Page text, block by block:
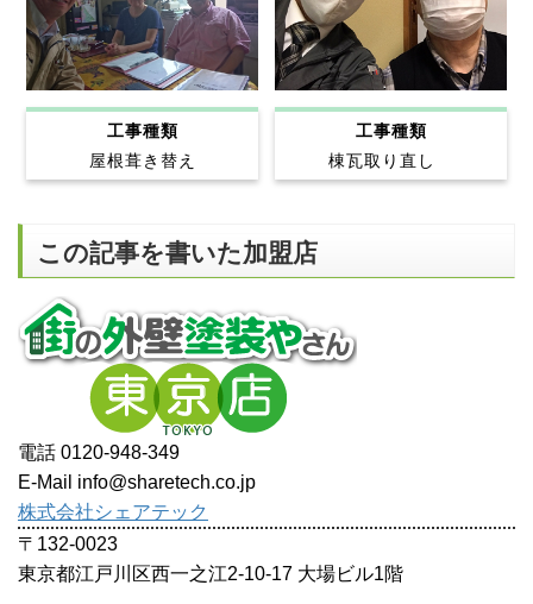
工事種類
屋根葺き替え
工事種類
棟瓦取り直し
この記事を書いた加盟店
電話 0120-948-349
E-Mail info@sharetech.co.jp
株式会社シェアテック
〒132-0023
東京都江戸川区西一之江2-10-17 大場ビル1階